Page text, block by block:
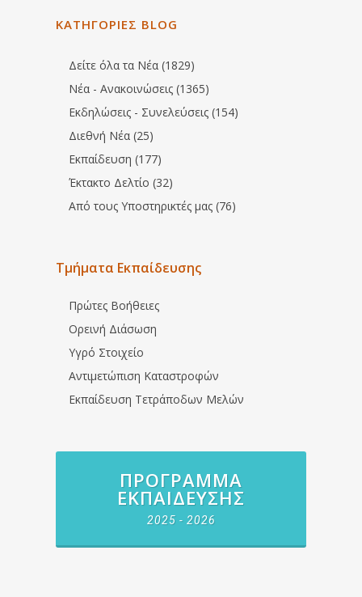
ΚΑΤΗΓΟΡΙΕΣ BLOG
Δείτε όλα τα Νέα (1829)
Νέα - Ανακοινώσεις (1365)
Εκδηλώσεις - Συνελεύσεις (154)
Διεθνή Νέα (25)
Εκπαίδευση (177)
Έκτακτο Δελτίο (32)
Από τους Υποστηρικτές μας (76)
Τμήματα Εκπαίδευσης
Πρώτες Βοήθειες
Ορεινή Διάσωση
Υγρό Στοιχείο
Αντιμετώπιση Καταστροφών
Εκπαίδευση Τετράποδων Μελών
ΠΡΌΓΡΑΜΜΑ
ΕΚΠΑΊΔΕΥΣΗΣ
2025 - 2026